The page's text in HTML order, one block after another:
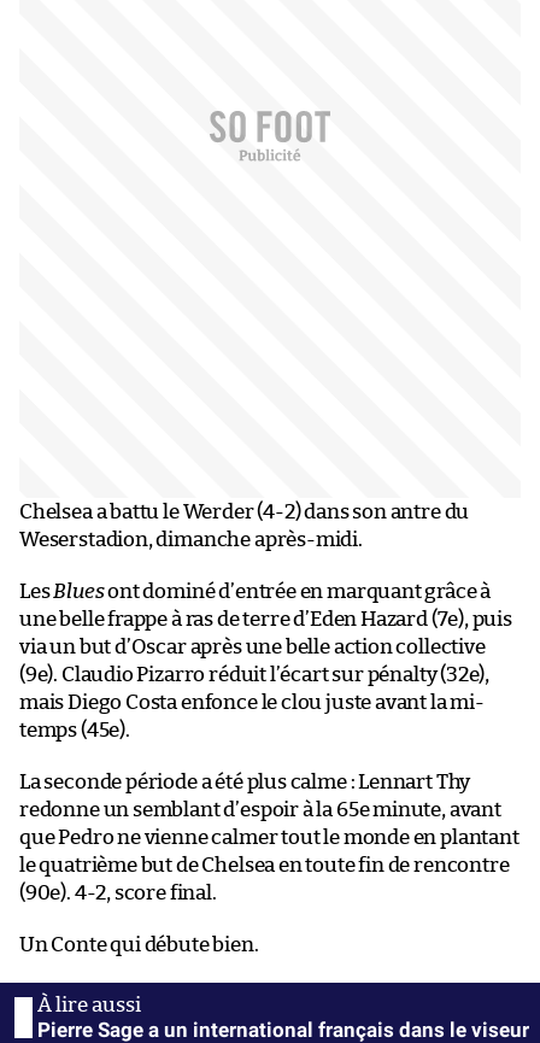
Chelsea a battu le Werder (4-2) dans son antre du
Weserstadion, dimanche après-midi.
LesBluesont dominé d’entrée en marquant grâce à
une belle frappe à ras de terre d’Eden Hazard (7e), puis
via un but d’Oscar après une belle action collective
(9e). Claudio Pizarro réduit l’écart sur pénalty (32e),
mais Diego Costa enfonce le clou juste avant la mi-
temps (45e).
La seconde période a été plus calme : Lennart Thy
redonne un semblant d’espoir à la 65e minute, avant
que Pedro ne vienne calmer tout le monde en plantant
le quatrième but de Chelsea en toute fin de rencontre
(90e). 4-2, score final.
Un Conte qui débute bien.
Pierre Sage a un international français dans le viseur